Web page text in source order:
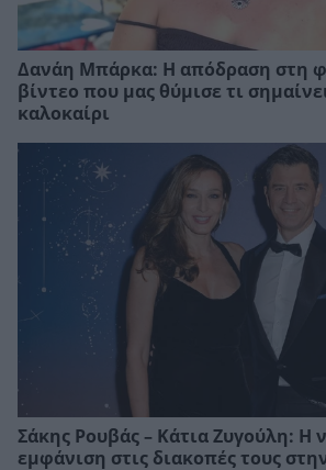
Δανάη Μπάρκα: Η απόδραση στη
βίντεο που μας θύμισε τι
καλοκαίρι
Σάκης Ρουβάς – Κάτια Ζυγούλη: Η
εμφάνιση στις διακοπές τους